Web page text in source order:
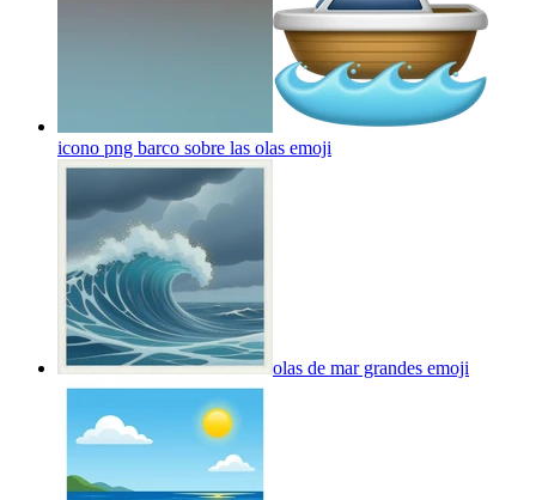
icono png barco sobre las olas emoji
olas de mar grandes emoji